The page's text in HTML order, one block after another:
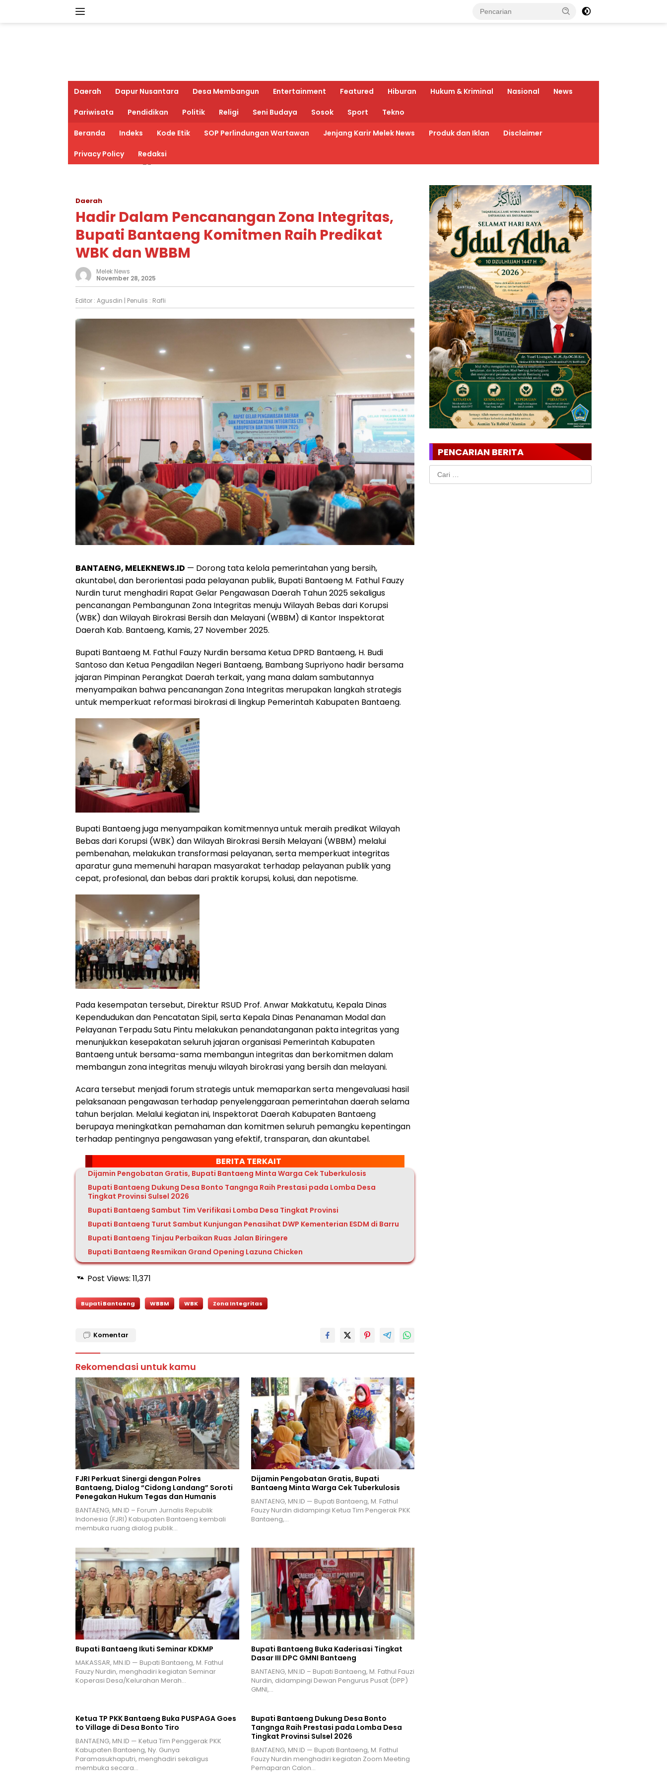
Daerah Dapur Nusantara Desa Membangun Entertainment Featured Hiburan Hukum & Kriminal Nasional News
Pariwisata Pendidikan Politik Religi Seni Budaya Sosok Sport Tekno
Beranda Indeks Kode Etik SOP Perlindungan Wartawan Jenjang Karir Melek News Produk dan Iklan Disclaimer
Privacy Policy Redaksi
Daerah
Hadir Dalam Pencanangan Zona Integritas,
Bupati Bantaeng Komitmen Raih Predikat
WBK dan WBBM
Melek News
November 28, 2025
Editor : Agusdin | Penulis : Rafli
BANTAENG, MELEKNEWS.ID — Dorong tata kelola pemerintahan yang bersih,
akuntabel, dan berorientasi pada pelayanan publik, Bupati Bantaeng M. Fathul Fauzy
Nurdin turut menghadiri Rapat Gelar Pengawasan Daerah Tahun 2025 sekaligus
pencanangan Pembangunan Zona Integritas menuju Wilayah Bebas dari Korupsi
(WBK) dan Wilayah Birokrasi Bersih dan Melayani (WBBM) di Kantor Inspektorat
Daerah Kab. Bantaeng, Kamis, 27 November 2025.
Bupati Bantaeng M. Fathul Fauzy Nurdin bersama Ketua DPRD Bantaeng, H. Budi
Santoso dan Ketua Pengadilan Negeri Bantaeng, Bambang Supriyono hadir bersama
jajaran Pimpinan Perangkat Daerah terkait, yang mana dalam sambutannya
menyampaikan bahwa pencanangan Zona Integritas merupakan langkah strategis
untuk memperkuat reformasi birokrasi di lingkup Pemerintah Kabupaten Bantaeng.
Bupati Bantaeng juga menyampaikan komitmennya untuk meraih predikat Wilayah
Bebas dari Korupsi (WBK) dan Wilayah Birokrasi Bersih Melayani (WBBM) melalui
pembenahan, melakukan transformasi pelayanan, serta memperkuat integritas
aparatur guna memenuhi harapan masyarakat terhadap pelayanan publik yang
cepat, profesional, dan bebas dari praktik korupsi, kolusi, dan nepotisme.
Pada kesempatan tersebut, Direktur RSUD Prof. Anwar Makkatutu, Kepala Dinas
Kependudukan dan Pencatatan Sipil, serta Kepala Dinas Penanaman Modal dan
Pelayanan Terpadu Satu Pintu melakukan penandatanganan pakta integritas yang
menunjukkan kesepakatan seluruh jajaran organisasi Pemerintah Kabupaten
Bantaeng untuk bersama-sama membangun integritas dan berkomitmen dalam
membangun zona integritas menuju wilayah birokrasi yang bersih dan melayani.
Acara tersebut menjadi forum strategis untuk memaparkan serta mengevaluasi hasil
pelaksanaan pengawasan terhadap penyelenggaraan pemerintahan daerah selama
tahun berjalan. Melalui kegiatan ini, Inspektorat Daerah Kabupaten Bantaeng
berupaya meningkatkan pemahaman dan komitmen seluruh pemangku kepentingan
terhadap pentingnya pengawasan yang efektif, transparan, dan akuntabel.
BERITA TERKAIT
Dijamin Pengobatan Gratis, Bupati Bantaeng Minta Warga Cek Tuberkulosis
Bupati Bantaeng Dukung Desa Bonto Tangnga Raih Prestasi pada Lomba Desa
Tingkat Provinsi Sulsel 2026
Bupati Bantaeng Sambut Tim Verifikasi Lomba Desa Tingkat Provinsi
Bupati Bantaeng Turut Sambut Kunjungan Penasihat DWP Kementerian ESDM di Barru
Bupati Bantaeng Tinjau Perbaikan Ruas Jalan Biringere
Bupati Bantaeng Resmikan Grand Opening Lazuna Chicken
Post Views: 11,371
Bupati Bantaeng WBBM WBK Zona Integritas
Komentar
Rekomendasi untuk kamu
FJRI Perkuat Sinergi dengan Polres
Bantaeng, Dialog “Cidong Landang” Soroti
Penegakan Hukum Tegas dan Humanis
BANTAENG, MN.ID – Forum Jurnalis Republik
Indonesia (FJRI) Kabupaten Bantaeng kembali
membuka ruang dialog publik…
Dijamin Pengobatan Gratis, Bupati
Bantaeng Minta Warga Cek Tuberkulosis
BANTAENG, MN.ID — Bupati Bantaeng, M. Fathul
Fauzy Nurdin didampingi Ketua Tim Pengerak PKK
Bantaeng,…
Bupati Bantaeng Ikuti Seminar KDKMP
MAKASSAR, MN.ID — Bupati Bantaeng, M. Fathul
Fauzy Nurdin, menghadiri kegiatan Seminar
Koperasi Desa/Kelurahan Merah…
Bupati Bantaeng Buka Kaderisasi Tingkat
Dasar III DPC GMNI Bantaeng
BANTAENG, MN.ID – Bupati Bantaeng, M. Fathul Fauzi
Nurdin, didampingi Dewan Pengurus Pusat (DPP)
GMNI,…
Ketua TP PKK Bantaeng Buka PUSPAGA Goes
to Village di Desa Bonto Tiro
BANTAENG, MN.ID — Ketua Tim Penggerak PKK
Kabupaten Bantaeng, Ny. Gunya
Paramasukhaputri, menghadiri sekaligus
membuka secara…
Bupati Bantaeng Dukung Desa Bonto
Tangnga Raih Prestasi pada Lomba Desa
Tingkat Provinsi Sulsel 2026
BANTAENG, MN.ID — Bupati Bantaeng, M. Fathul
Fauzy Nurdin menghadiri kegiatan Zoom Meeting
Pemaparan Calon…
PENCARIAN BERITA
Cari
untuk: